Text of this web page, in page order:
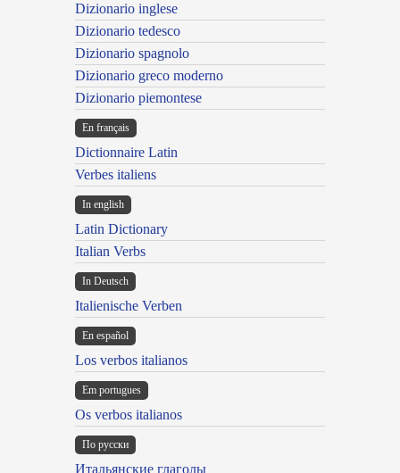
Dizionario inglese
Dizionario tedesco
Dizionario spagnolo
Dizionario greco moderno
Dizionario piemontese
En français
Dictionnaire Latin
Verbes italiens
In english
Latin Dictionary
Italian Verbs
In Deutsch
Italienische Verben
En español
Los verbos italianos
Em portugues
Os verbos italianos
По русски
Итальянские глаголы